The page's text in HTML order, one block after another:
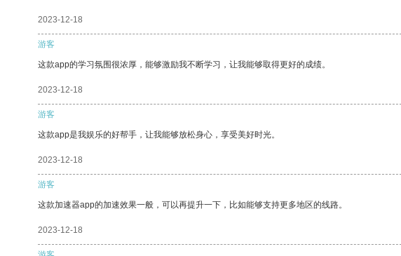
2023-12-18
游客
这款app的学习氛围很浓厚，能够激励我不断学习，让我能够取得更好的成绩。
2023-12-18
游客
这款app是我娱乐的好帮手，让我能够放松身心，享受美好时光。
2023-12-18
游客
这款加速器app的加速效果一般，可以再提升一下，比如能够支持更多地区的线路。
2023-12-18